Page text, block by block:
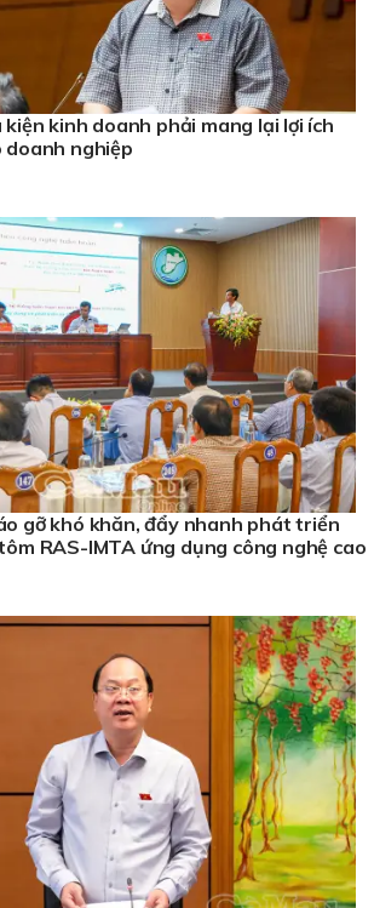
kiện kinh doanh phải mang lại lợi ích
nghiệp
gỡ khó khăn, đẩy nhanh phát triển
RAS-IMTA ứng dụng công nghệ cao